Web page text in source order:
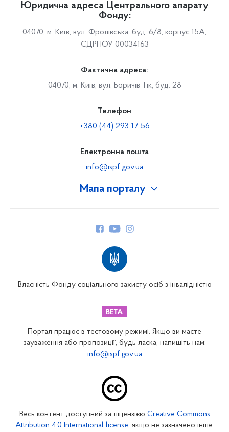
Мапа порталу
Закарпатське відділення
Запорізьке відділення
Кіровоградське відділення
Юридична адреса Центрального апарату
Фонду:
04070, м. Київ, вул. Фролівська, буд. 6/8, корпус 15А,
ЄДРПОУ 00034163
Фактична адреса:
04070, м. Київ, вул. Боричів Тік, буд. 28
Телефон
+380 (44) 293-17-56
Електронна пошта
info@ispf.gov.ua
Власність Фонду соціального захисту осіб з інвалідністю
Портал працює в тестовому режимі. Якщо ви маєте
зауваження або пропозиції, будь ласка, напишіть нам:
info@ispf.gov.ua
Весь контент доступний за ліцензією Creative Commons
Attribution 4.0 International license, якщо не зазначено інше.